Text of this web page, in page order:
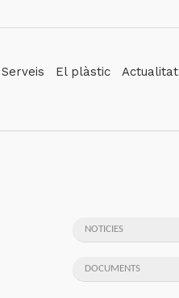
Serveis El plàstic Actualitat
NOTICIES
DOCUMENTS